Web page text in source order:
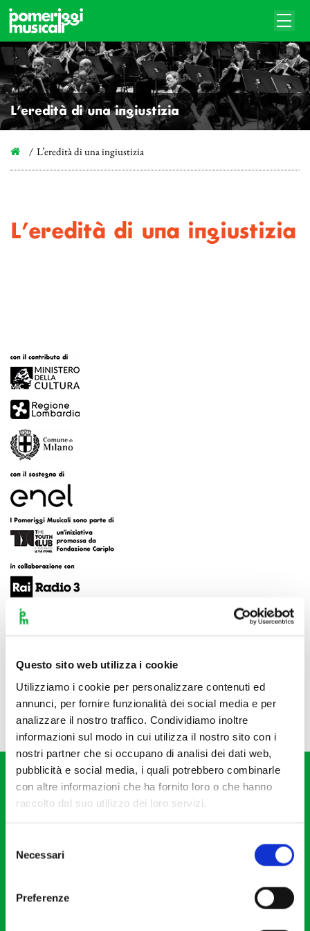
Questo sito web utilizza i cookie
Utilizziamo i cookie per personalizzare contenuti ed
annunci, per fornire funzionalità dei social media e per
analizzare il nostro traffico. Condividiamo inoltre
informazioni sul modo in cui utilizza il nostro sito con i
nostri partner che si occupano di analisi dei dati web,
pubblicità e social media, i quali potrebbero combinarle
con altre informazioni che ha fornito loro o che hanno
raccolto dal suo utilizzo dei loro servizi.
delNecessari
Preferenze
L’eredità di una ingiustizia
L’eredità di una ingiustizia
L’eredità di una ingiustizia
Fondazione I Pomeriggi Musicali
Partita Iva 04410060158